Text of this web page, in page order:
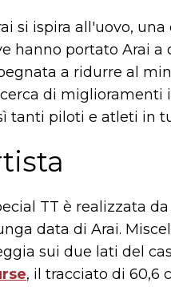
si ispira all'uovo,
hanno portato Arai
a ridurre al
di
tanti piloti e atleti in
TT è realizzata
data di Arai.
sui due lati del
, il tracciato di 60,6